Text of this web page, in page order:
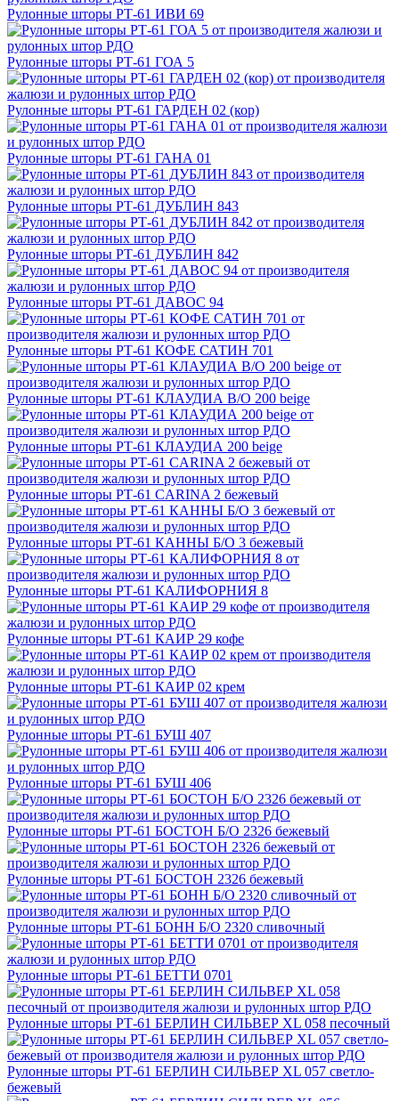
Рулонные шторы РТ-61 ИВИ 69
Рулонные шторы РТ-61 ГОА 5
Рулонные шторы РТ-61 ГАРДЕН 02 (кор)
Рулонные шторы РТ-61 ГАНА 01
Рулонные шторы РТ-61 ДУБЛИН 843
Рулонные шторы РТ-61 ДУБЛИН 842
Рулонные шторы РТ-61 ДАВОС 94
Рулонные шторы РТ-61 КОФЕ САТИН 701
Рулонные шторы РТ-61 КЛАУДИА B/O 200 beige
Рулонные шторы РТ-61 КЛАУДИА 200 beige
Рулонные шторы РТ-61 CARINA 2 бежевый
Рулонные шторы РТ-61 КАННЫ Б/О 3 бежевый
Рулонные шторы РТ-61 КАЛИФОРНИЯ 8
Рулонные шторы РТ-61 КАИР 29 кофе
Рулонные шторы РТ-61 КАИР 02 крем
Рулонные шторы РТ-61 БУШ 407
Рулонные шторы РТ-61 БУШ 406
Рулонные шторы РТ-61 БОСТОН Б/О 2326 бежевый
Рулонные шторы РТ-61 БОСТОН 2326 бежевый
Рулонные шторы РТ-61 БОНН Б/О 2320 сливочный
Рулонные шторы РТ-61 БЕТТИ 0701
Рулонные шторы РТ-61 БЕРЛИН СИЛЬВЕР XL 058 песочный
Рулонные шторы РТ-61 БЕРЛИН СИЛЬВЕР XL 057 светло-
бежевый